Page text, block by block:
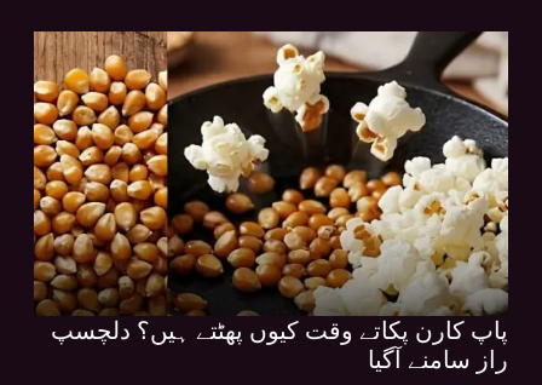
پاپ کارن پکاتے وقت کیوں پھٹتے ہیں؟ دلچسپ
راز سامنے آگیا